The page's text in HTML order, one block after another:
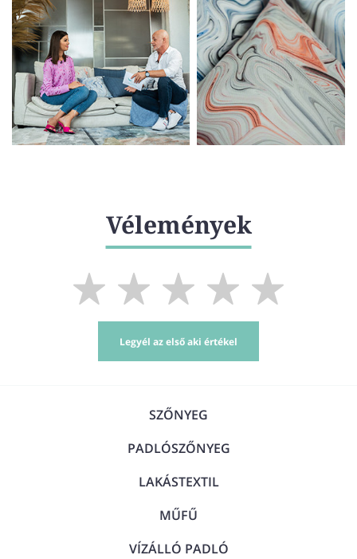
Vélemények
Legyél az első aki értékel
SZŐNYEG
PADLÓSZŐNYEG
LAKÁSTEXTIL
MŰFŰ
VÍZÁLLÓ PADLÓ